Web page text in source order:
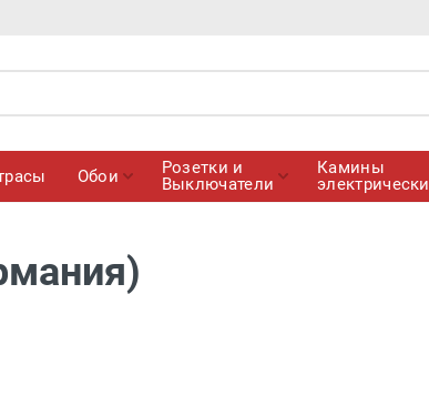
Обои
Розетки и
Выключатели
Камины